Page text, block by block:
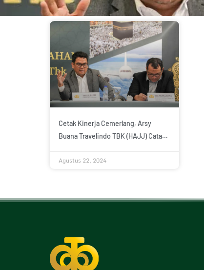
Cetak Kinerja Cemerlang, Arsy
Buana Travelindo TBK (HAJJ) Catat
pada Semester-I 2024
Agustus 22, 2024